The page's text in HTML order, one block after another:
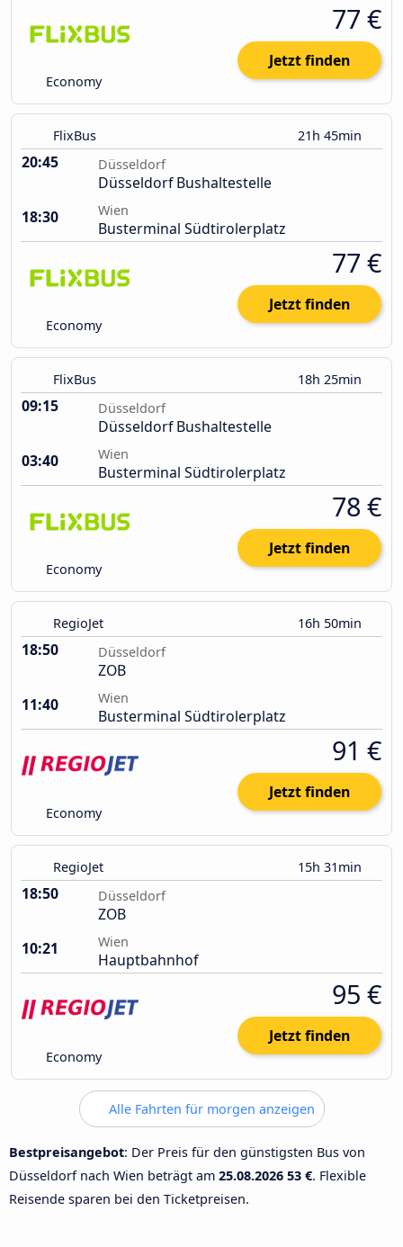
Economy
77 €
Jetzt finden
FlixBus 21h 45min
20:45 Düsseldorf
Düsseldorf Bushaltestelle
18:30
Wien
Busterminal Südtirolerplatz
Economy
77 €
Jetzt finden
FlixBus 18h 25min
09:15 Düsseldorf
Düsseldorf Bushaltestelle
03:40
Wien
Busterminal Südtirolerplatz
Economy
78 €
Jetzt finden
RegioJet 16h 50min
18:50 Düsseldorf
ZOB
11:40
Wien
Busterminal Südtirolerplatz
Economy
91 €
Jetzt finden
RegioJet 15h 31min
18:50 Düsseldorf
ZOB
10:21
Wien
Hauptbahnhof
Economy
95 €
Jetzt finden
Alle Fahrten für morgen anzeigen
Bestpreisangebot: Der Preis für den günstigsten Bus von
Düsseldorf nach Wien beträgt am 25.08.2026 53 €. Flexible
Reisende sparen bei den Ticketpreisen.